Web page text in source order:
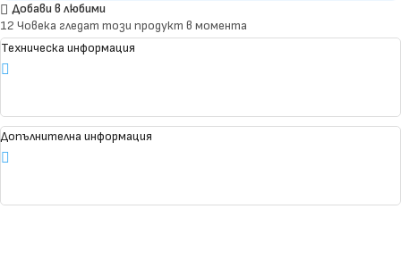
Добави в любими
12 Човека гледат този продукт в момента
Техническа информация
Допълнителна информация